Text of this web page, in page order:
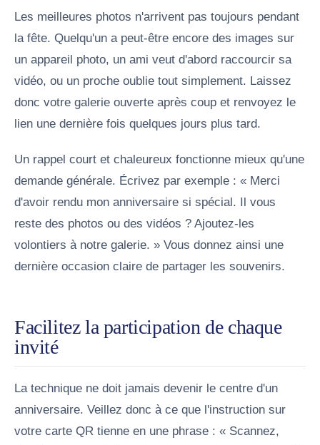
Les meilleures photos n'arrivent pas toujours pendant
la fête. Quelqu'un a peut-être encore des images sur
un appareil photo, un ami veut d'abord raccourcir sa
vidéo, ou un proche oublie tout simplement. Laissez
donc votre galerie ouverte après coup et renvoyez le
lien une dernière fois quelques jours plus tard.
Un rappel court et chaleureux fonctionne mieux qu'une
demande générale. Écrivez par exemple : « Merci
d'avoir rendu mon anniversaire si spécial. Il vous
reste des photos ou des vidéos ? Ajoutez-les
volontiers à notre galerie. » Vous donnez ainsi une
dernière occasion claire de partager les souvenirs.
Facilitez la participation de chaque
invité
La technique ne doit jamais devenir le centre d'un
anniversaire. Veillez donc à ce que l'instruction sur
votre carte QR tienne en une phrase : « Scannez,